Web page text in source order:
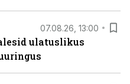
07.08.26, 13:00
ulatuslikus